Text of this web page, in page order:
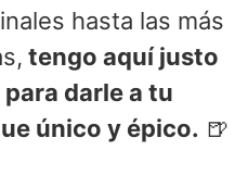
hasta las más
tengo aquí justo
darle a tu
único y épico. 🍺